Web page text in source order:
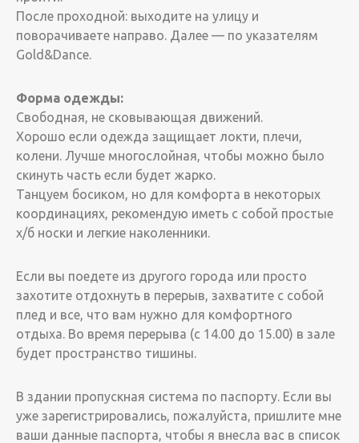
После проходной: выходите на улицу и
поворачиваете направо. Далее — по указателям
Gold&Dance.
Форма одежды:
Свободная, не сковывающая движений.
Хорошо если одежда защищает локти, плечи,
колени. Лучше многослойная, чтобы можно было
скинуть часть если будет жарко.
Танцуем босиком, но для комфорта в некоторых
координациях, рекомендую иметь с собой простые
х/б носки и легкие наколенники.
Если вы поедете из другого города или просто
захотите отдохнуть в перерыв, захватите с собой
плед и все, что вам нужно для комфортного
отдыха. Во время перерыва (с 14.00 до 15.00) в зале
будет пространство тишины.
В здании пропускная система по паспорту. Если вы
уже зарегистрировались, пожалуйста, пришлите мне
ваши данные паспорта, чтобы я внесла вас в список